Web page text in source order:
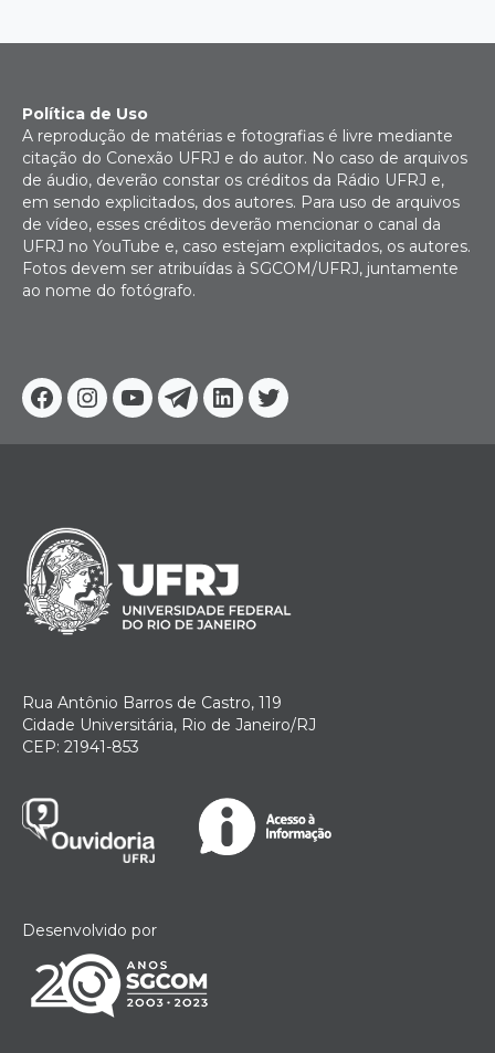
Facebook
Instagram
YoutubeTelegram
Linkedin
Twitter
Política de Uso
A reprodução de matérias e fotografias é livre mediante
citação do Conexão UFRJ e do autor. No caso de arquivos
de áudio, deverão constar os créditos da Rádio UFRJ e,
em sendo explicitados, dos autores. Para uso de arquivos
de vídeo, esses créditos deverão mencionar o canal da
UFRJ no YouTube e, caso estejam explicitados, os autores.
Fotos devem ser atribuídas à SGCOM/UFRJ, juntamente
ao nome do fotógrafo.
Rua Antônio Barros de Castro, 119
Cidade Universitária, Rio de Janeiro/RJ
CEP: 21941-853
Desenvolvido por